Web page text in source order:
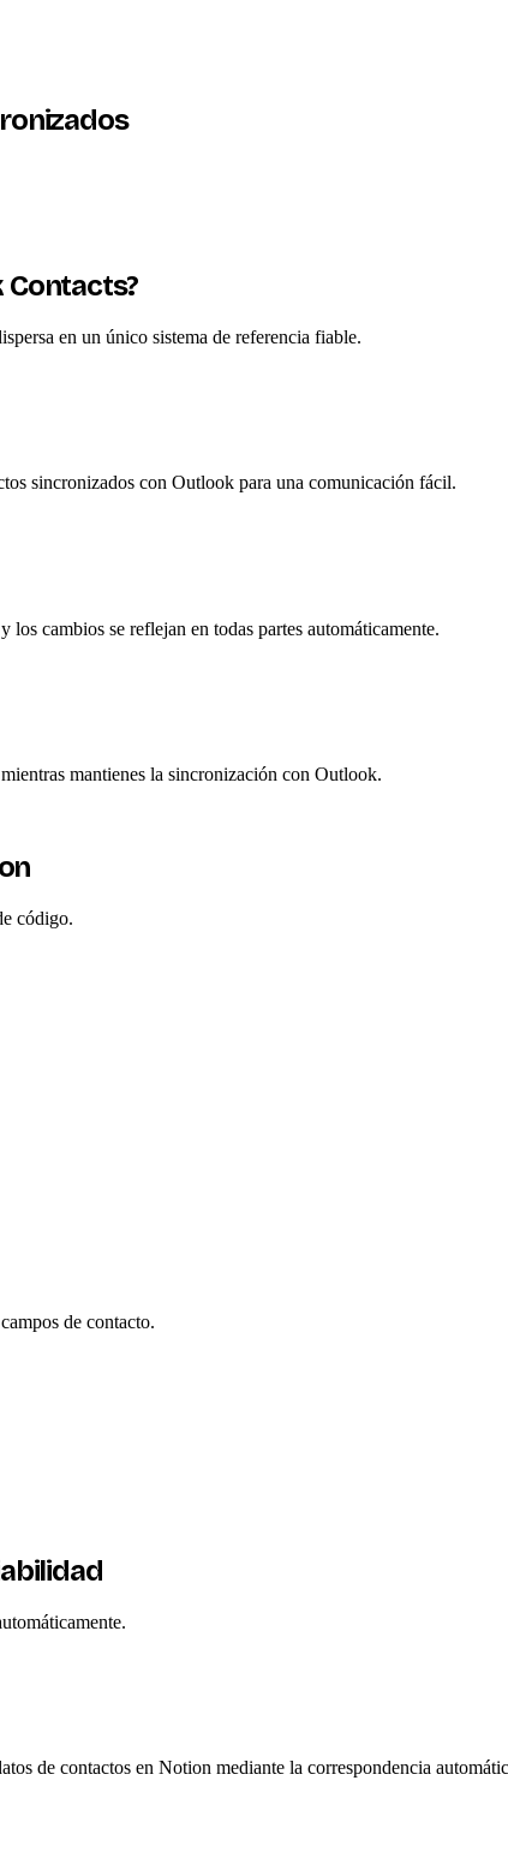
Contacts?
en un único sistema de referencia fiable.
sincronizados con Outlook para una comunicación fácil.
cambios se reflejan en todas partes automáticamente.
mantienes la sincronización con Outlook.
código.
de contacto.
de contactos en Notion mediante la correspondencia